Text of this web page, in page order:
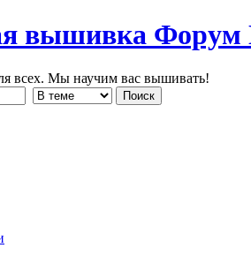
всех. Мы научим вас вышивать!